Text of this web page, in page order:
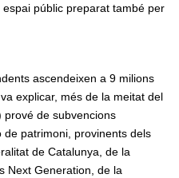
públic preparat també per
ascendeixen a 9 milions
explicar, més de la meitat del
prové de subvencions
patrimoni, provinents dels
de Catalunya, de la
Next Generation, de la